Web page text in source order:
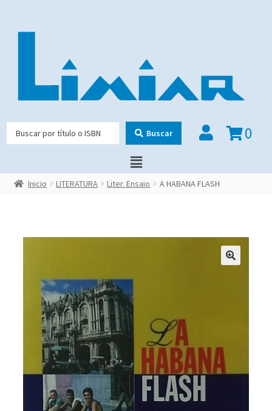
Buscar 0
Inicio LITERATURA Liter. Ensaio A HABANA FLASH